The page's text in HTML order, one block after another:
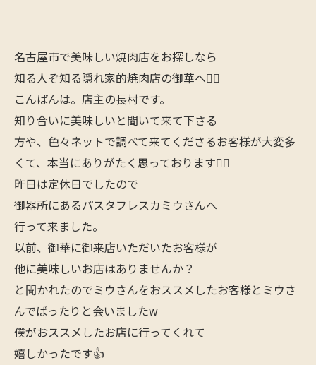
名古屋市で美味しい焼肉店をお探しなら
知る人ぞ知る隠れ家的焼肉店の御華へ🙋‍♂️
こんばんは。店主の長村です。
知り合いに美味しいと聞いて来て下さる
方や、色々ネットで調べて来てくださるお客様が大変多
くて、本当にありがたく思っております🙇‍♂️
昨日は定休日でしたので
御器所にあるパスタフレスカミウさんへ
行って来ました。
以前、御華に御来店いただいたお客様が
他に美味しいお店はありませんか？
と聞かれたのでミウさんをおススメしたお客様とミウさ
んでばったりと会いましたw
僕がおススメしたお店に行ってくれて
嬉しかったです👍